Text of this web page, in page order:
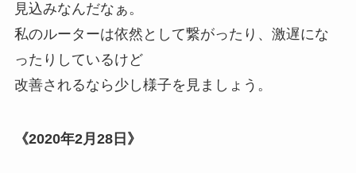
見込みなんだなぁ。
私のルーターは依然として繋がったり、激遅にな
ったりしているけど
改善されるなら少し様子を見ましょう。
《2020年2月28日》